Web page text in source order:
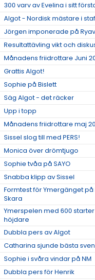
300 varv av Evelina i sitt
Algot - Nordisk mästare i
Jörgen imponerade på
Resultattävling vikt och
Månadens friidrottare Juni
Grattis Algot!
Sophie på Bislett
Säg Algot - det räcker
Upp i topp
Månadens friidrottare maj
Sissel slog till med PERS!
Monica över drömtjugo
Sophie tvåa på SAYO
Snabba klipp av Sissel
Formtest för Ymergänget
Skara
Ymerspelen med 600
höjdare
Dubbla pers av Algot
Catharina sjunde bästa
Sophie i svåra vindar på NM
Dubbla pers för Henrik